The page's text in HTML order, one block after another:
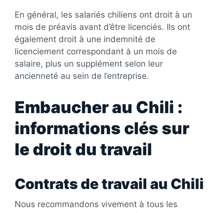
En général, les salariés chiliens ont droit à un
mois de préavis avant d’être licenciés. Ils ont
également droit à une indemnité de
licenciement correspondant à un mois de
salaire, plus un supplément selon leur
ancienneté au sein de l’entreprise.
Embaucher au Chili :
informations clés sur
le droit du travail
Contrats de travail au Chili
Nous recommandons vivement à tous les